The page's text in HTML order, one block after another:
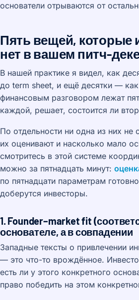
основатели отрываются от
Пять вещей, которые
нет в вашем питч-
В нашей практике я видел, как
до term sheet, и ещё десятки —
финансовым разговором лежат
каждой, решает, состоится ли
По отдельности ни одна из них
их оценивают и насколько мало
смотритесь в этой системе
можно за пятнадцать минут:
по пятнадцати параметрам
доберутся инвесторы.
1. Founder–market fit
основателе, а в совпадении
Западные тексты о привлечении
— это что-то врождённое.
есть ли у этого конкретного
право победить на этом